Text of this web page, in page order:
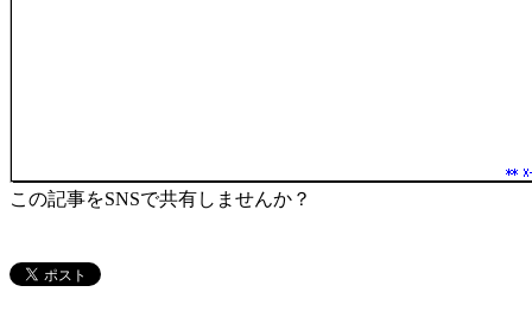
この記事をSNSで共有しませんか？